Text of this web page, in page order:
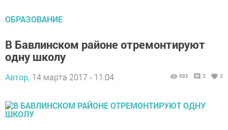
ОБРАЗОВАНИЕ
В Бавлинском районе отремонтируют
одну школу
Автор, 14 марта 2017 - 11:04 693 0 0